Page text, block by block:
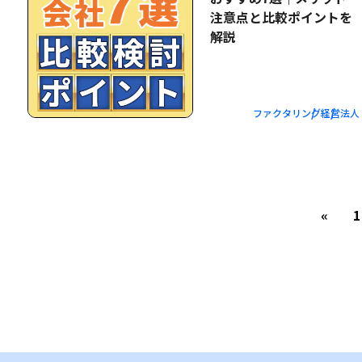
注意点と比較ポイントを
解説
ファクタリング経営法人
« 1